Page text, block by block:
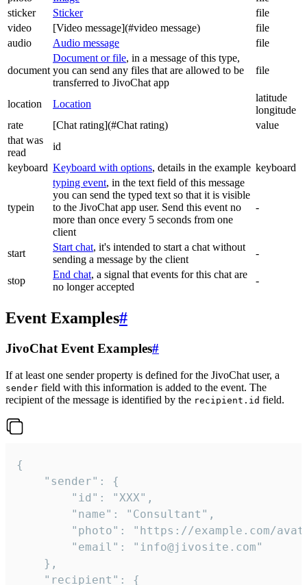
sticker
Sticker
file
video
[Video message](#video message)
file
audio
Audio message file
document
Document or file, in a message of this type,
you can send any files that are allowed to be
transferred to JivoChat app
file
location Location
latitude
longitude
rate
[Chat rating](#Chat rating)
value
that was
read
id
keyboard Keyboard with options, details in the example keyboard
typein
typing event, in the text field of this message
you can send the typed text so that it is visible
to the JivoChat app user. Send this event no
more than once every 5 seconds from one
client
-
start
Start chat, it's intended to start a chat without
sending a message by the client
-
stop
End chat, a signal that events for this chat are
no longer accepted
-
Event Examples#
JivoChat Event Examples#
If at least one sender property is defined for the JivoChat user, a
sender field with this information is added to the event. The
recipient of the message is identified by the recipient.id field.
{